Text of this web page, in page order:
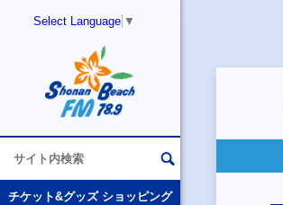
Select Language ▼
チケット&グッズ ショッピング